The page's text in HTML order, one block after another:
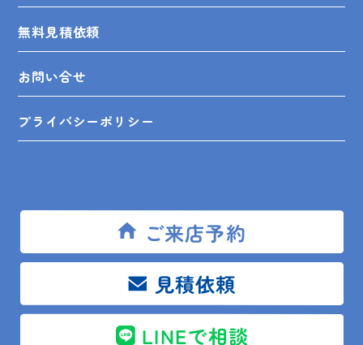
ご来店予約
見積依頼
LINEで相談
無料見積依頼
お問い合せ
プライバシーポリシー
〒292-0055 木更津市朝日3-10-9
館山店 〒294-0054 館山市湊510-1